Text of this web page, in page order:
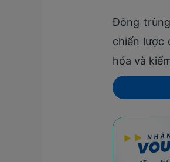
Đông
chiến lược
hóa và